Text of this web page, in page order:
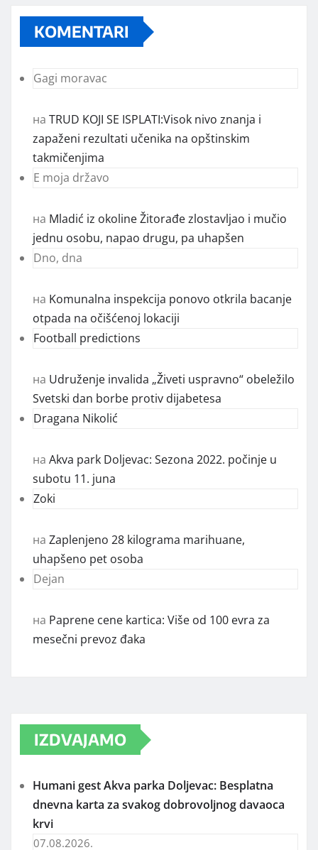
KOMENTARI
Gagi moravac
на TRUD KOJI SE ISPLATI:Visok nivo znanja i
zapaženi rezultati učenika na opštinskim
takmičenjima
E moja državo
на Mladić iz okoline Žitorađe zlostavljao i mučio
jednu osobu, napao drugu, pa uhapšen
Dno, dna
на Komunalna inspekcija ponovo otkrila bacanje
otpada na očišćenoj lokaciji
Football predictions
на Udruženje invalida „Živeti uspravno“ obeležilo
Svetski dan borbe protiv dijabetesa
Dragana Nikolić
на Akva park Doljevac: Sezona 2022. počinje u
subotu 11. juna
Zoki
на Zaplenjeno 28 kilograma marihuane,
uhapšeno pet osoba
Dejan
на Paprene cene kartica: Više od 100 evra za
mesečni prevoz đaka
IZDVAJAMO
Humani gest Akva parka Doljevac: Besplatna
dnevna karta za svakog dobrovoljnog davaoca
krvi
07.08.2026.